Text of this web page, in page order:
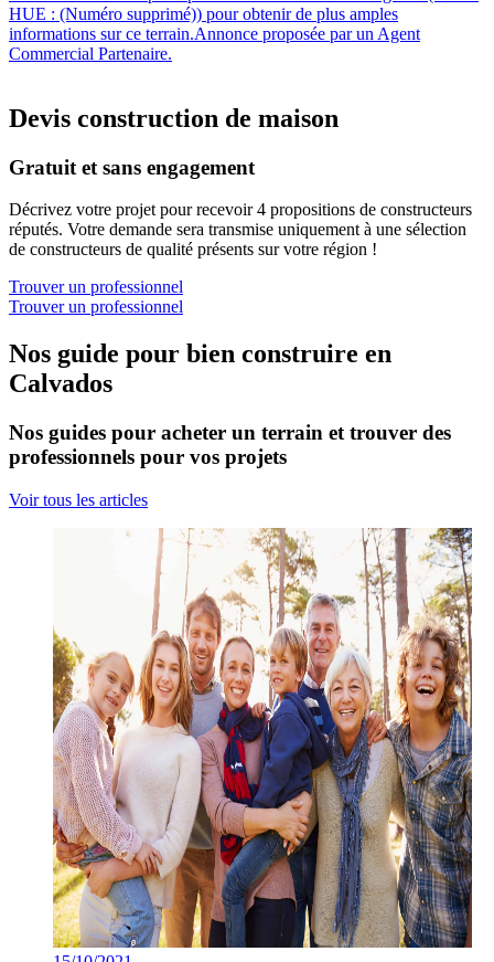
HUE : (Numéro supprimé)) pour obtenir de plus amples
informations sur ce terrain.Annonce proposée par un Agent
Commercial Partenaire.
Devis construction de maison
Gratuit et sans engagement
Décrivez votre projet pour recevoir 4 propositions de constructeurs
réputés. Votre demande sera transmise uniquement à une sélection
de constructeurs de qualité présents sur votre région !
Trouver un professionnel
Trouver un professionnel
Nos guide pour bien construire en
Calvados
Nos guides pour acheter un terrain et trouver des
professionnels pour vos projets
Voir tous les articles